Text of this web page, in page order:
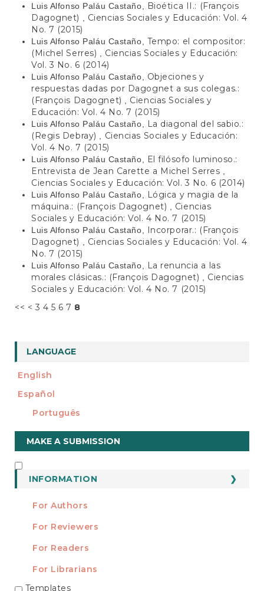
Luis Alfonso Paláu Castaño, Bioética II.: (François
Dagognet) , Ciencias Sociales y Educación: Vol. 4
No. 7 (2015)
Luis Alfonso Paláu Castaño, Tempo: el compositor:
(Michel Serres) , Ciencias Sociales y Educación:
Vol. 3 No. 6 (2014)
Luis Alfonso Paláu Castaño, Objeciones y
respuestas dadas por Dagognet a sus colegas.:
(François Dagognet) , Ciencias Sociales y
Educación: Vol. 4 No. 7 (2015)
Luis Alfonso Paláu Castaño, La diagonal del sabio.:
(Regis Debray) , Ciencias Sociales y Educación:
Vol. 4 No. 7 (2015)
Luis Alfonso Paláu Castaño, El filósofo luminoso.:
Entrevista de Jean Carette a Michel Serres ,
Ciencias Sociales y Educación: Vol. 3 No. 6 (2014)
Luis Alfonso Paláu Castaño, Lógica y magia de la
máquina.: (François Dagognet) , Ciencias
Sociales y Educación: Vol. 4 No. 7 (2015)
Luis Alfonso Paláu Castaño,
Incorporar.: (François
Dagognet) , Ciencias Sociales y Educación: Vol. 4
No. 7 (2015)
Luis Alfonso Paláu Castaño, La renuncia a las
morales clásicas.: (François Dagognet) , Ciencias
Sociales y Educación: Vol. 4 No. 7 (2015)
<< < 3 4 5 6 7 8
LANGUAGE
English
Español
Português
Make
a
Submission
MAKE A SUBMISSION
INFORMATION
For Authors
For Reviewers
For Readers
For Librarians
Templates